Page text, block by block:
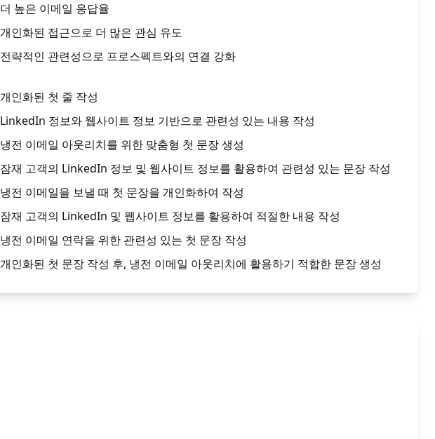
더 높은 이메일 응답율
개인화된 접근으로 더 많은 관심 유도
전략적인 관련성으로 프로스펙트와의 연결 강화
개인화된 첫 줄 작성
LinkedIn 정보와 웹사이트 정보 기반으로 관련성 있는 내용 작성
냉전 이메일 아웃리치를 위한 맞춤형 첫 문장 생성
잠재 고객의 LinkedIn 정보 및 웹사이트 정보를 활용하여 관련성 있는 문장 작성
냉전 이메일을 보낼 때 첫 문장을 개인화하여 작성
잠재 고객의 LinkedIn 및 웹사이트 정보를 활용하여 적절한 내용 작성
냉전 이메일 연락을 위한 관련성 있는 첫 문장 작성
개인화된 첫 문장 작성 후, 냉전 이메일 아웃리치에 활용하기 적합한 문장 생성